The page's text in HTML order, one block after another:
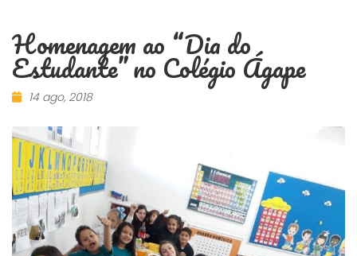
Homenagem ao “Dia do
Estudante” no Colégio Ágape
14 ago, 2018